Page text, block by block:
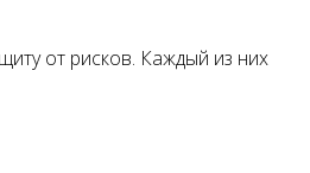
от рисков. Каждый из них